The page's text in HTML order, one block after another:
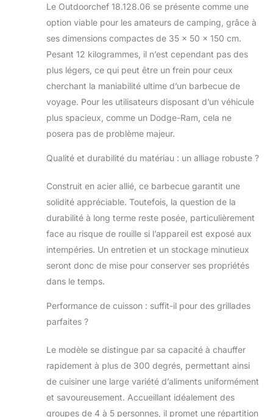
Le Outdoorchef 18.128.06 se présente comme une
option viable pour les amateurs de camping, grâce à
ses dimensions compactes de 35 x 50 x 150 cm.
Pesant 12 kilogrammes, il n’est cependant pas des
plus légers, ce qui peut être un frein pour ceux
cherchant la maniabilité ultime d’un barbecue de
voyage. Pour les utilisateurs disposant d’un véhicule
plus spacieux, comme un Dodge-Ram, cela ne
posera pas de problème majeur.
Qualité et durabilité du matériau : un alliage robuste ?
Construit en acier allié, ce barbecue garantit une
solidité appréciable. Toutefois, la question de la
durabilité à long terme reste posée, particulièrement
face au risque de rouille si l’appareil est exposé aux
intempéries. Un entretien et un stockage minutieux
seront donc de mise pour conserver ses propriétés
dans le temps.
Performance de cuisson : suffit-il pour des grillades
parfaites ?
Le modèle se distingue par sa capacité à chauffer
rapidement à plus de 300 degrés, permettant ainsi
de cuisiner une large variété d’aliments uniformément
et savoureusement. Accueillant idéalement des
groupes de 4 à 5 personnes, il promet une répartition